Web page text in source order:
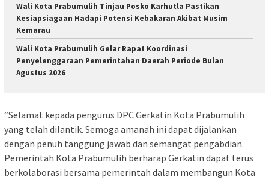
Wali Kota Prabumulih Tinjau Posko Karhutla Pastikan
Kesiapsiagaan Hadapi Potensi Kebakaran Akibat Musim
Kemarau
Wali Kota Prabumulih Gelar Rapat Koordinasi
Penyelenggaraan Pemerintahan Daerah Periode Bulan
Agustus 2026
“Selamat kepada pengurus DPC Gerkatin Kota Prabumulih
yang telah dilantik. Semoga amanah ini dapat dijalankan
dengan penuh tanggung jawab dan semangat pengabdian.
Pemerintah Kota Prabumulih berharap Gerkatin dapat terus
berkolaborasi bersama pemerintah dalam membangun Kota